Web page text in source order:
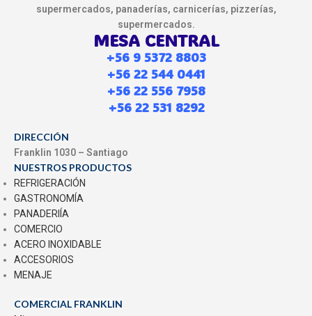
supermercados, panaderías, carnicerías, pizzerías,
supermercados.
MESA CENTRAL
+56 9 5372 8803
+56 22 544 0441
+56 22 556 7958
+56 22 531 8292
DIRECCIÓN
Franklin 1030 – Santiago
NUESTROS PRODUCTOS
REFRIGERACIÓN
GASTRONOMÍA
PANADERIÍA
COMERCIO
ACERO INOXIDABLE
ACCESORIOS
MENAJE
COMERCIAL FRANKLIN